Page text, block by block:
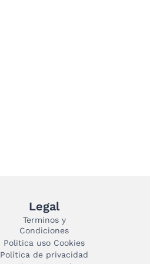
Legal
Terminos y
Condiciones
Politica uso Cookies
Política de privacidad